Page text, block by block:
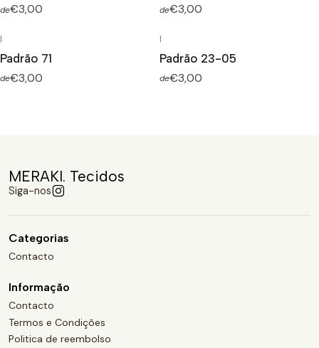
de€3,00 de€3,00
|
Padrão 71
de€3,00
|
Padrão 23-05
de€3,00
MERAKI. Tecidos
Siga-nos
Categorias
Contacto
Informação
Contacto
Termos e Condições
Politica de reembolso